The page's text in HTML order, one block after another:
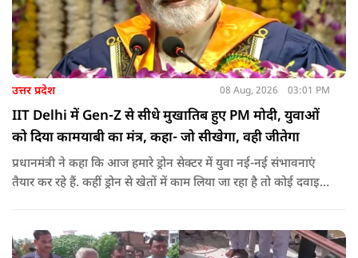
उत्तर प्रदेश 08 Aug, 2026 03:01 PM
IIT Delhi में Gen-Z से सीधे मुखातिब हुए PM मोदी, युवाओं
को दिया कामयाबी का मंत्र, कहा- जो सीखेगा, वही जीतेगा
प्रधानमंत्री ने कहा कि आज हमारे ड्रोन सेक्टर में युवा नई-नई संभावनाएं
तैयार कर रहे हैं. कहीं ड्रोन से खेतों में काम लिया जा रहा है तो कोई दवाइयां